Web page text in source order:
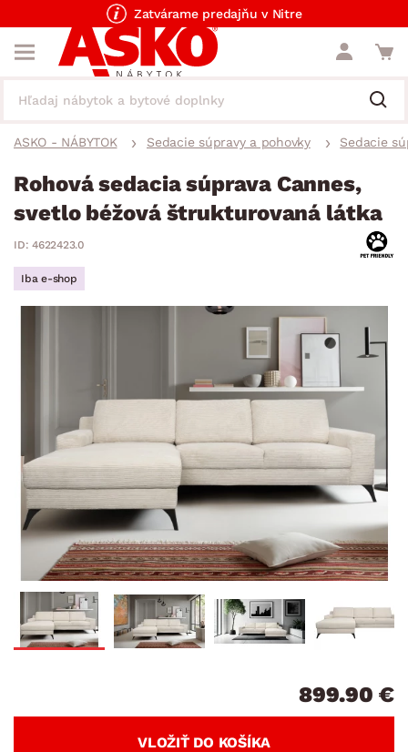
Zatvárame predajňu v Nitre
ASKO - NÁBYTOK Sedacie súpravy a pohovky Sedacie
Rohová sedacia súprava Cannes,
svetlo béžová štrukturovaná látka
ID: 4622423.0
Iba e-shop
899.90 €
VLOŽIŤ DO KOŠÍKA